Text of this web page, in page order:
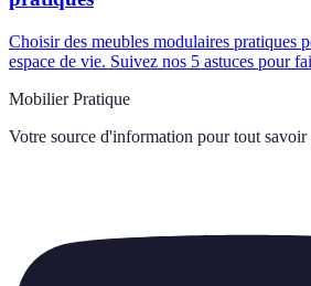
Choisir des meubles modulaires pratiques
espace de vie. Suivez nos 5 astuces pour
Mobilier Pratique
Votre source d'information pour tout savoir